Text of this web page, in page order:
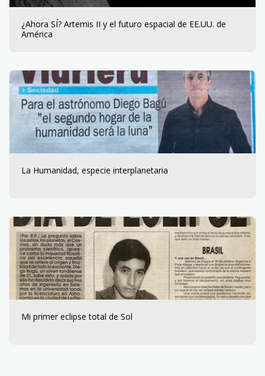
¿Ahora SÍ? Artemis II y el futuro espacial de EE.UU. de
América
La Humanidad, especie interplanetaria
Mi primer eclipse total de Sol